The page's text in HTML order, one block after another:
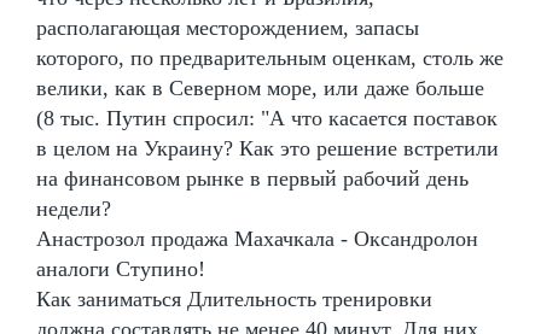
располагающая месторождением, запасы
которого, по предварительным оценкам, столь же
велики, как в Северном море, или даже больше
(8 тыс. Путин спросил: "А что касается поставок
в целом на Украину? Как это решение встретили
на финансовом рынке в первый рабочий день
недели?
Анастрозол продажа Махачкала - Оксандролон
аналоги Ступино!
Как заниматься Длительность тренировки